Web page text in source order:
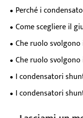
Perché i
diventando la
alimentazione?
Come scegliere il
tensione per la
Che ruolo
Che ruolo
di alimentazione?
I condensatori
risparmiare denaro
I condensatori